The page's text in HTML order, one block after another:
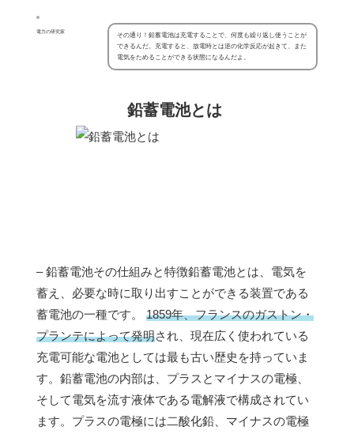
電力の研究家
その通り！鉛蓄電池は充電することで、何度も繰り返し使うことが
できるんだ。充電すると、放電時とは逆の化学反応が起きて、また
電気をためることができる状態になるんだよ。
鉛蓄電池とは
– 鉛蓄電池その仕組みと特徴鉛蓄電池とは、電気を
蓄え、必要な時に取り出すことができる装置である
蓄電池の一種です。 1859年、フランスのガストン・
プランテによって発明され、現在広く使われている
充電可能な電池としては最も古い歴史を持っていま
す。鉛蓄電池の内部は、プラスとマイナスの電極、
そして電気を流す液体である電解液で構成されてい
ます。プラスの電極には二酸化鉛、マイナスの電極